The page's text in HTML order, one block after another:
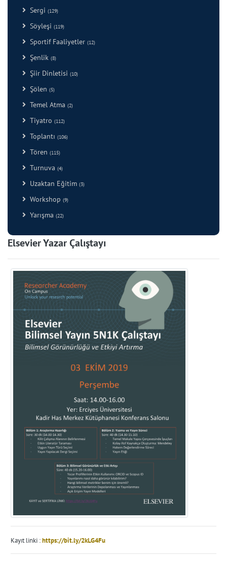
Sergi (129)
Söyleşi (119)
Sportif Faaliyetler (12)
Şenlik (8)
Şiir Dinletisi (10)
Şölen (5)
Temel Atma (2)
Tiyatro (112)
Toplantı (106)
Tören (115)
Turnuva (4)
Uzaktan Eğitim (3)
Workshop (9)
Yarışma (22)
Elsevier Yazar Çalıştayı
Kayıt linki :https://bit.ly/2kLG4Fu